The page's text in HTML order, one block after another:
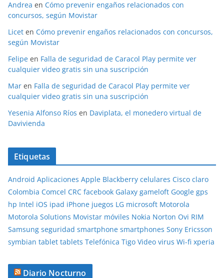
Andrea en Cómo prevenir engaños relacionados con
concursos, según Movistar
Licet en Cómo prevenir engaños relacionados con concursos,
según Movistar
Felipe en Falla de seguridad de Caracol Play permite ver
cualquier video gratis sin una suscripción
Mar en Falla de seguridad de Caracol Play permite ver
cualquier video gratis sin una suscripción
Yesenia Alfonso Ríos en Daviplata, el monedero virtual de
Davivienda
Etiquetas
Android Aplicaciones Apple Blackberry celulares Cisco claro
Colombia Comcel CRC facebook Galaxy gameloft Google gps
hp Intel iOS ipad iPhone juegos LG microsoft Motorola
Motorola Solutions Movistar móviles Nokia Norton Ovi RIM
Samsung seguridad smartphone smartphones Sony Ericsson
symbian tablet tablets Telefónica Tigo Video virus Wi-fi xperia
Diario Nocturno